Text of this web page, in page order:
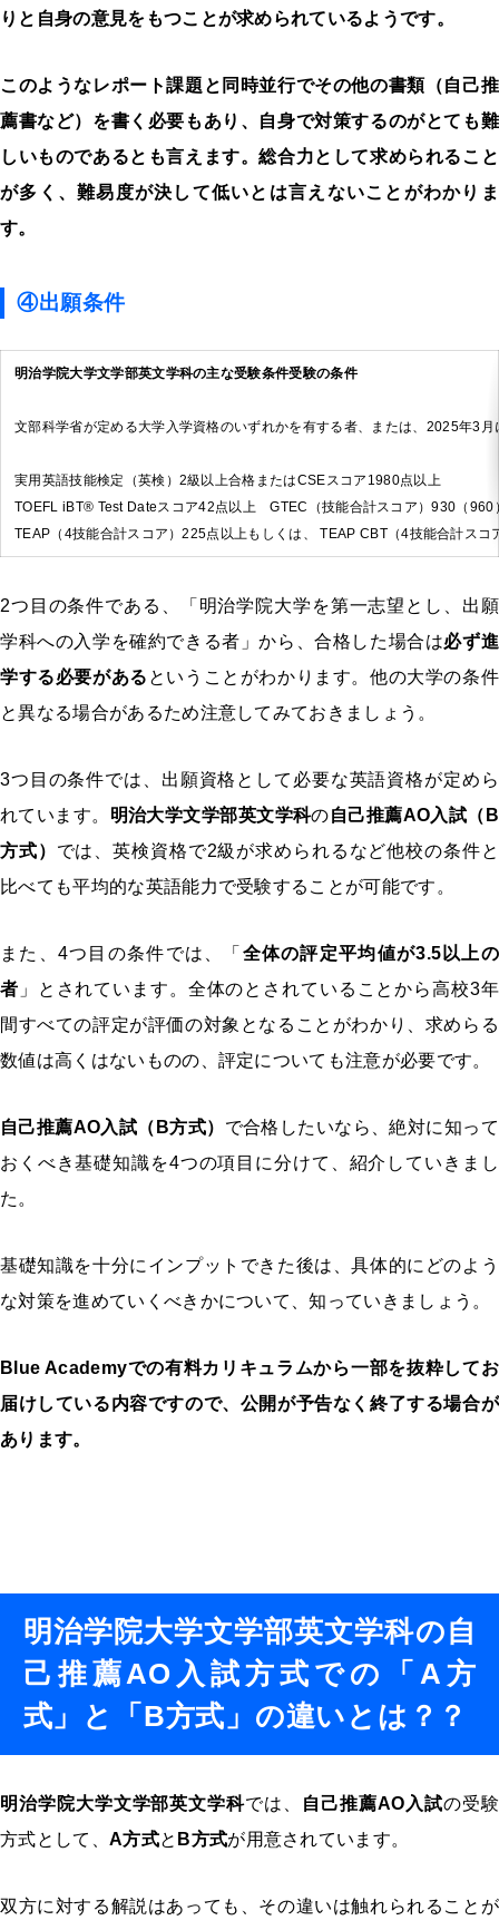
りと自身の意見をもつことが求められているようです。
このようなレポート課題と同時並行でその他の書類（自己推
薦書など）を書く必要もあり、自身で対策するのがとても難
しいものであるとも言えます。総合力として求められること
が多く、難易度が決して低いとは言えないことがわかりま
す。
④出願条件
明治学院大学文学部英文学科の主な受験条件受験の条件
文部科学省が定める大学入学資格のいずれかを有する者、または、2025年3
実用英語技能検定（英検）2級以上合格またはCSEスコア1980点以上
TOEFL iBT® Test Dateスコア42点以上 GTEC（技能合計スコア）930（
TEAP（4技能合計スコア）225点以上もしくは、 TEAP CBT（4技能合計ス
2つ目の条件である、「明治学院大学を第一志望とし、出願
学科への入学を確約できる者」から、合格した場合は必ず進
学する必要がある ということがわかります。他の大学の条件
と異なる場合があるため注意してみておきましょう。
3つ目の条件では、出願資格として必要な英語資格が定めら
れています。 明治大学文学部英文学科の自己推薦AO入試（B
方式） では、英検資格で2級が求められるなど他校の条件と
比べても平均的な英語能力で受験することが可能です。
また、4つ目の条件では、「 全体の評定平均値が3.5以上の
者 」とされています。全体のとされていることから高校3年
間すべての評定が評価の対象となることがわかり、求めらる
数値は高くはないものの、評定についても注意が必要です。
自己推薦AO入試（B方式） で合格したいなら、絶対に知って
おくべき基礎知識を4つの項目に分けて、紹介していきまし
た。
基礎知識を十分にインプットできた後は、具体的にどのよう
な対策を進めていくべきかについて、知っていきましょう。
Blue Academyでの有料カリキュラムから一部を抜粋してお
届けしている内容ですので、公開が予告なく終了する場合が
あります。
明治学院大学文学部英文学科の自
己推薦AO入試方式での「A方
式」と「B方式」の違いとは？？
明治学院大学文学部英文学科では、 自己推薦AO入試の受験
方式として、 A方式と B方式が用意されています。
双方に対する解説はあっても、その違いは触れられることが